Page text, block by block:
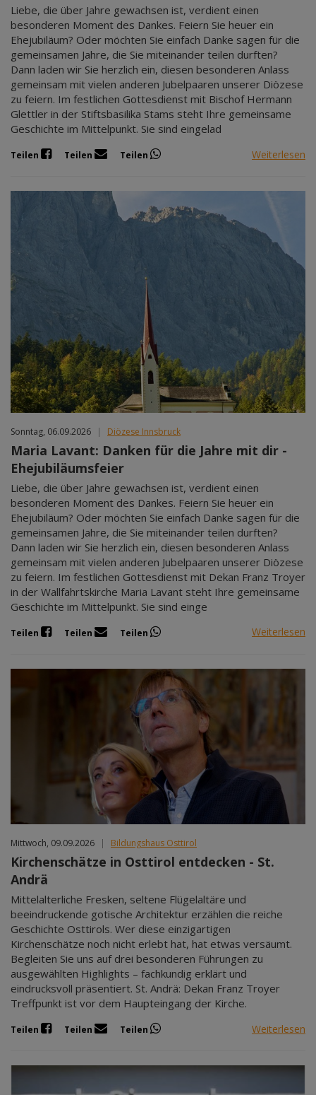
Liebe, die über Jahre gewachsen ist, verdient einen
besonderen Moment des Dankes. Feiern Sie heuer ein
Ehejubiläum? Oder möchten Sie einfach Danke sagen für die
gemeinsamen Jahre, die Sie miteinander teilen durften?
Dann laden wir Sie herzlich ein, diesen besonderen Anlass
gemeinsam mit vielen anderen Jubelpaaren unserer Diözese
zu feiern. Im festlichen Gottesdienst mit Bischof Hermann
Glettler in der Stiftsbasilika Stams steht Ihre gemeinsame
Geschichte im Mittelpunkt. Sie sind eingelad
Teilen Teilen Teilen Weiterlesen
Sonntag, 06.09.2026 | Diözese Innsbruck
Maria Lavant: Danken für die Jahre mit dir -
Ehejubiläumsfeier
Liebe, die über Jahre gewachsen ist, verdient einen
besonderen Moment des Dankes. Feiern Sie heuer ein
Ehejubiläum? Oder möchten Sie einfach Danke sagen für die
gemeinsamen Jahre, die Sie miteinander teilen durften?
Dann laden wir Sie herzlich ein, diesen besonderen Anlass
gemeinsam mit vielen anderen Jubelpaaren unserer Diözese
zu feiern. Im festlichen Gottesdienst mit Dekan Franz Troyer
in der Wallfahrtskirche Maria Lavant steht Ihre gemeinsame
Geschichte im Mittelpunkt. Sie sind einge
Teilen Teilen Teilen Weiterlesen
Mittwoch, 09.09.2026 | Bildungshaus Osttirol
Kirchenschätze in Osttirol entdecken - St.
Andrä
Mittelalterliche Fresken, seltene Flügelaltäre und
beeindruckende gotische Architektur erzählen die reiche
Geschichte Osttirols. Wer diese einzigartigen
Kirchenschätze noch nicht erlebt hat, hat etwas versäumt.
Begleiten Sie uns auf drei besonderen Führungen zu
ausgewählten Highlights – fachkundig erklärt und
eindrucksvoll präsentiert. St. Andrä: Dekan Franz Troyer
Treffpunkt ist vor dem Haupteingang der Kirche.
Teilen Teilen Teilen Weiterlesen